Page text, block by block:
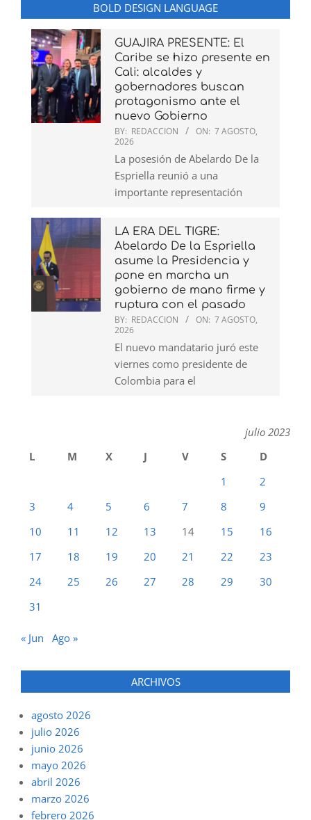
BOLD DESIGN LANGUAGE
GUAJIRA PRESENTE: El
Caribe se hizo presente en
Cali: alcaldes y
gobernadores buscan
protagonismo ante el
nuevo Gobierno
BY: REDACCION ON: 7 AGOSTO,
2026
La posesión de Abelardo De la
Espriella reunió a una
importante representación
LA ERA DEL TIGRE:
Abelardo De la Espriella
asume la Presidencia y
pone en marcha un
gobierno de mano firme y
ruptura con el pasado
BY: REDACCION ON: 7 AGOSTO,
2026
El nuevo mandatario juró este
viernes como presidente de
Colombia para el
julio 2023
L
M X J V S
D
1
2
3
4 5 6 7 8
9
10
11 12 13 14 15
16
17
18 19 20 21 22
23
24
25 26 27 28 29
30
31
« Jun Ago »
ARCHIVOS
agosto 2026
julio 2026
junio 2026
mayo 2026
abril 2026
marzo 2026
febrero 2026